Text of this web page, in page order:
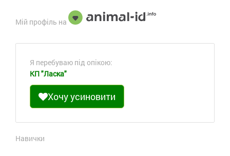
Мій профіль на
Я перебуваю під опікою:
КП "Ласка"
Хочу усиновити
Навички